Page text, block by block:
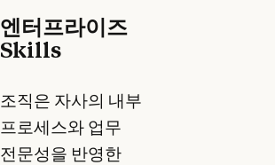
엔터프라이즈
Skills
조직은 자사의 내부
프로세스와 업무
전문성을 반영한